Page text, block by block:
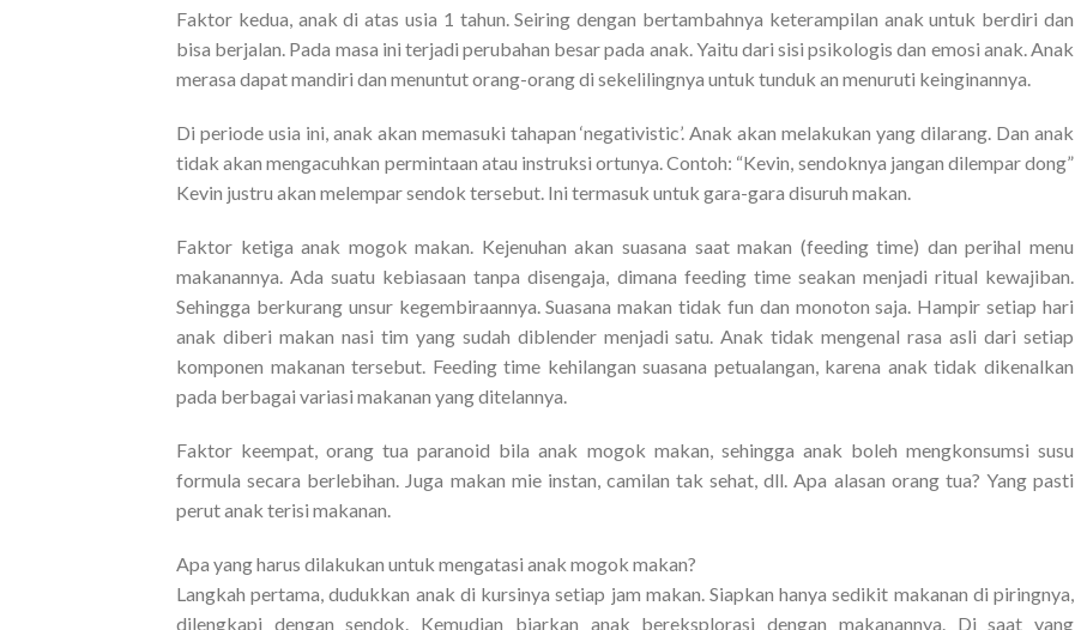
Faktor kedua, anak di atas usia 1 tahun. Seiring dengan bertambahnya keterampilan anak untuk berdiri dan
bisa berjalan. Pada masa ini terjadi perubahan besar pada anak. Yaitu dari sisi psikologis dan emosi anak. Anak
merasa dapat mandiri dan menuntut orang-orang di sekelilingnya untuk tunduk an menuruti keinginannya.
Di periode usia ini, anak akan memasuki tahapan ‘negativistic’. Anak akan melakukan yang dilarang. Dan anak
tidak akan mengacuhkan permintaan atau instruksi ortunya. Contoh: “Kevin, sendoknya jangan dilempar dong”
Kevin justru akan melempar sendok tersebut. Ini termasuk untuk gara-gara disuruh makan.
Faktor ketiga anak mogok makan. Kejenuhan akan suasana saat makan (feeding time) dan perihal menu
makanannya. Ada suatu kebiasaan tanpa disengaja, dimana feeding time seakan menjadi ritual kewajiban.
Sehingga berkurang unsur kegembiraannya. Suasana makan tidak fun dan monoton saja. Hampir setiap hari
anak diberi makan nasi tim yang sudah diblender menjadi satu. Anak tidak mengenal rasa asli dari setiap
komponen makanan tersebut. Feeding time kehilangan suasana petualangan, karena anak tidak dikenalkan
pada berbagai variasi makanan yang ditelannya.
Faktor keempat, orang tua paranoid bila anak mogok makan, sehingga anak boleh mengkonsumsi susu
formula secara berlebihan. Juga makan mie instan, camilan tak sehat, dll. Apa alasan orang tua? Yang pasti
perut anak terisi makanan.
Apa yang harus dilakukan untuk mengatasi anak mogok makan?
Langkah pertama, dudukkan anak di kursinya setiap jam makan. Siapkan hanya sedikit makanan di piringnya,
dilengkapi dengan sendok. Kemudian biarkan anak bereksplorasi dengan makanannya. Di saat yang